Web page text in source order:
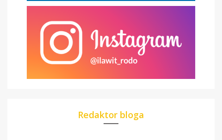
Redaktor bloga